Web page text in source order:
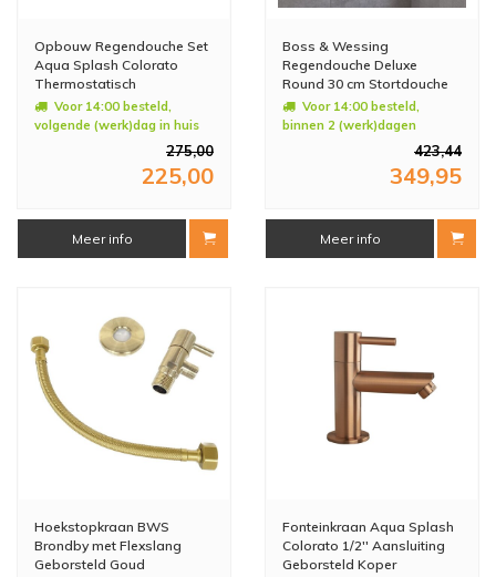
Opbouw Regendouche Set
Aqua Splash Colorato
Thermostatisch
Hoofddouche 20 cm
Vierkant Mat Zwart
Voor 14:00 besteld,
volgende (werk)dag in huis
275,00
225,00
Meer info
Boss & Wessing
Regendouche Deluxe
Round 30 cm Stortdouche
met Handdouche Mat
Zwart
Voor 14:00 besteld,
binnen 2 (werk)dagen
423,44
349,95
Meer info
Hoekstopkraan BWS
Brondby met Flexslang
Geborsteld Goud
Fonteinkraan Aqua Splash
Colorato 1/2'' Aansluiting
Geborsteld Koper